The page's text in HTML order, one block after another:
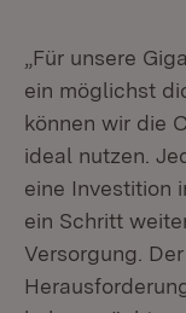
„Für unsere
ein möglichst
können wir die
ideal nutzen.
eine Investition
ein Schritt
Versorgung.